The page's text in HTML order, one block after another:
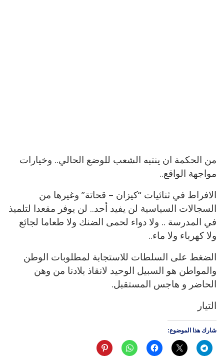
من الحكمة ان ينتبه الشعب للوضع الحالي.. وخيارات
مواجهة الواقع..
الافراط في ثنائيات “كيزان – قحاتة” وغيرها من
السجالات السياسية لن يفيد أحد.. لن يوفر مقعدا لتلميذ
في المدرسة .. ولا دواء لحمى الضنك ولا طعاما لجائع
ولا كهرباء ولا ماء..
الضغط على السلطات للاستجابة لمطلوبات الوطن
والمواطن هو السبيل الوحيد لانقاذ بلادنا من وهن
الحاضر و هاجس المستقبل.
التيار
شارك هذا الموضوع: